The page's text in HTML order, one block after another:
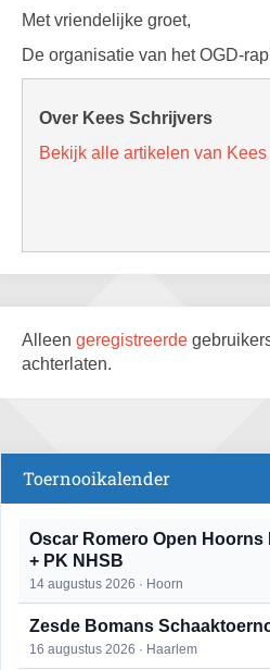
Met vriendelijke groet,
De organisatie van het OGD-
Over Kees Schrijvers
Bekijk alle artikelen van
Alleen geregistreerde
achterlaten.
Toernooikalender
Oscar Romero Open
+ PK NHSB
14 augustus 2026 · Hoorn
Zesde Bomans
16 augustus 2026 · Haarlem